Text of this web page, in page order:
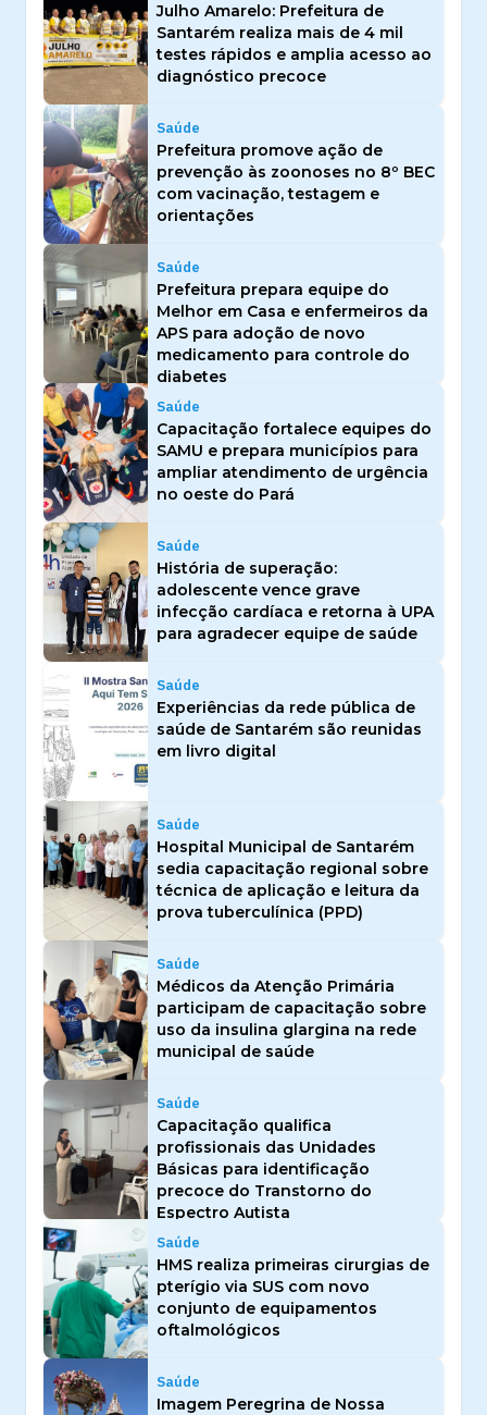
Julho Amarelo: Prefeitura de
Santarém realiza mais de 4 mil
testes rápidos e amplia acesso ao
diagnóstico precoce
Saúde
Prefeitura promove ação de
prevenção às zoonoses no 8º BEC
com vacinação, testagem e
orientações
Saúde
Prefeitura prepara equipe do
Melhor em Casa e enfermeiros da
APS para adoção de novo
medicamento para controle do
diabetes
Saúde
Capacitação fortalece equipes do
SAMU e prepara municípios para
ampliar atendimento de urgência
no oeste do Pará
Saúde
História de superação:
adolescente vence grave
infecção cardíaca e retorna à UPA
para agradecer equipe de saúde
Saúde
Experiências da rede pública de
saúde de Santarém são reunidas
em livro digital
Saúde
Hospital Municipal de Santarém
sedia capacitação regional sobre
técnica de aplicação e leitura da
prova tuberculínica (PPD)
Saúde
Médicos da Atenção Primária
participam de capacitação sobre
uso da insulina glargina na rede
municipal de saúde
Saúde
Capacitação qualifica
profissionais das Unidades
Básicas para identificação
precoce do Transtorno do
Espectro Autista
Saúde
HMS realiza primeiras cirurgias de
pterígio via SUS com novo
conjunto de equipamentos
oftalmológicos
Saúde
Imagem Peregrina de Nossa